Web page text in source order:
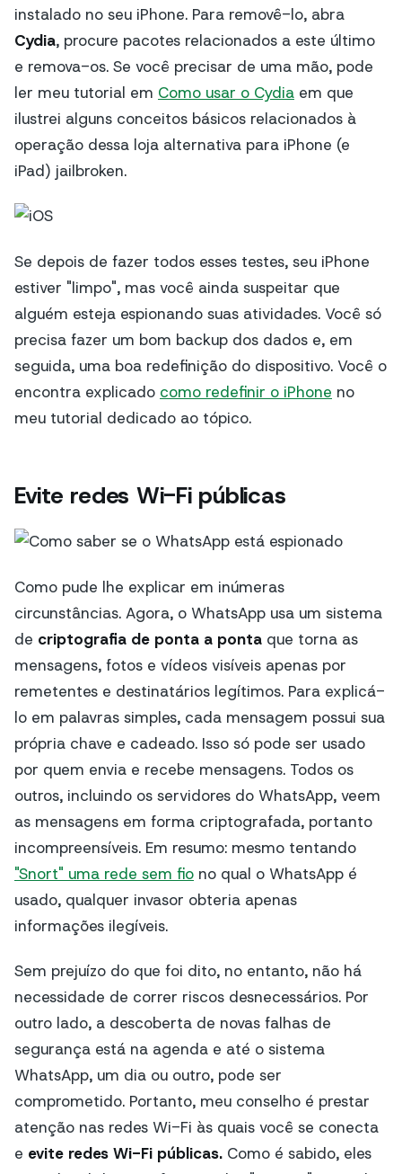
instalado no seu iPhone. Para removê-lo, abra
Cydia, procure pacotes relacionados a este último
e remova-os. Se você precisar de uma mão, pode
ler meu tutorial em Como usar o Cydia em que
ilustrei alguns conceitos básicos relacionados à
operação dessa loja alternativa para iPhone (e
iPad) jailbroken.
Se depois de fazer todos esses testes, seu iPhone
estiver "limpo", mas você ainda suspeitar que
alguém esteja espionando suas atividades. Você só
precisa fazer um bom backup dos dados e, em
seguida, uma boa redefinição do dispositivo. Você o
encontra explicado como redefinir o iPhone no
meu tutorial dedicado ao tópico.
Evite redes Wi-Fi públicas
Como pude lhe explicar em inúmeras
circunstâncias. Agora, o WhatsApp usa um sistema
de criptografia de ponta a ponta que torna as
mensagens, fotos e vídeos visíveis apenas por
remetentes e destinatários legítimos. Para explicá-
lo em palavras simples, cada mensagem possui sua
própria chave e cadeado. Isso só pode ser usado
por quem envia e recebe mensagens. Todos os
outros, incluindo os servidores do WhatsApp, veem
as mensagens em forma criptografada, portanto
incompreensíveis. Em resumo: mesmo tentando
"Snort" uma rede sem fio no qual o WhatsApp é
usado, qualquer invasor obteria apenas
informações ilegíveis.
Sem prejuízo do que foi dito, no entanto, não há
necessidade de correr riscos desnecessários. Por
outro lado, a descoberta de novas falhas de
segurança está na agenda e até o sistema
WhatsApp, um dia ou outro, pode ser
comprometido. Portanto, meu conselho é prestar
atenção nas redes Wi-Fi às quais você se conecta
e evite redes Wi-Fi públicas. Como é sabido, eles